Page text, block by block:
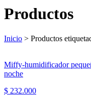
Productos
Inicio > Productos
Miffy-humidificador
noche
$ 232.000